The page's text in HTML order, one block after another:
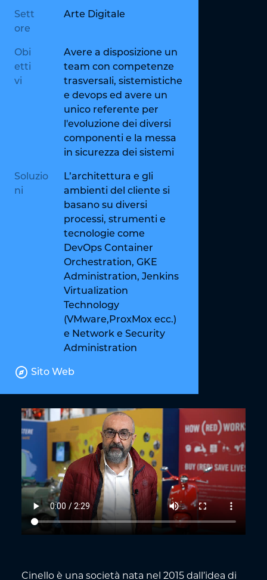
Sett
ore
Arte Digitale
Obi
etti
vi
Avere a disposizione un
team con competenze
trasversali, sistemistiche
e devops ed avere un
unico referente per
l'evoluzione dei diversi
componenti e la messa
in sicurezza dei sistemi
Soluzio
ni
L’architettura e gli
ambienti del cliente si
basano su diversi
processi, strumenti e
tecnologie come
DevOps Container
Orchestration, GKE
Administration, Jenkins
Virtualization
Technology
(VMware,ProxMox ecc.)
e Network e Security
Administration
explore Sito Web
Cinello è una società nata nel 2015 dall’idea di